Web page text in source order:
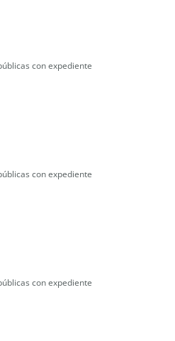
con expediente
con expediente
con expediente